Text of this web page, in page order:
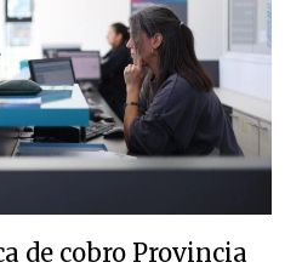
de cobro Provincia